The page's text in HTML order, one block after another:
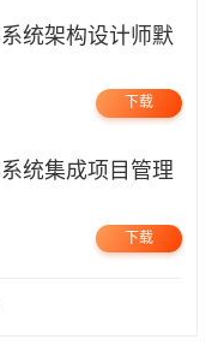
下载
下载